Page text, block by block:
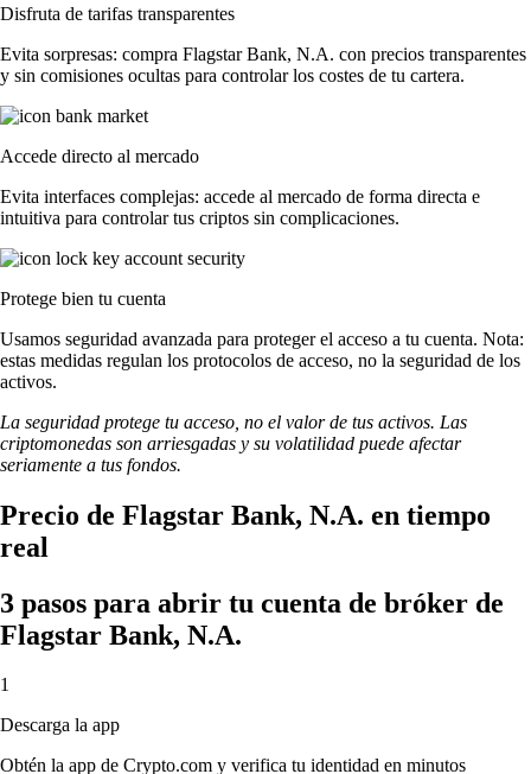
Disfruta de tarifas transparentes
Evita sorpresas: compra Flagstar Bank, N.A. con precios transparentes
y sin comisiones ocultas para controlar los costes de tu cartera.
Accede directo al mercado
Evita interfaces complejas: accede al mercado de forma directa e
intuitiva para controlar tus criptos sin complicaciones.
Protege bien tu cuenta
Usamos seguridad avanzada para proteger el acceso a tu cuenta. Nota:
estas medidas regulan los protocolos de acceso, no la seguridad de los
activos.
La seguridad protege tu acceso, no el valor de tus activos. Las
criptomonedas son arriesgadas y su volatilidad puede afectar
seriamente a tus fondos.
Precio de Flagstar Bank, N.A. en tiempo
real
3 pasos para abrir tu cuenta de bróker de
Flagstar Bank, N.A.
1
Descarga la app
Obtén la app de Crypto.com y verifica tu identidad en minutos